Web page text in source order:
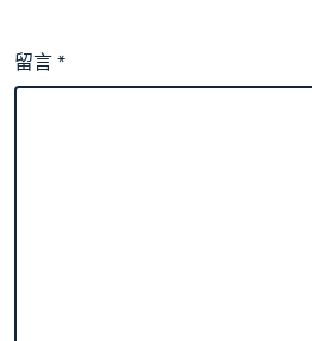
留言*